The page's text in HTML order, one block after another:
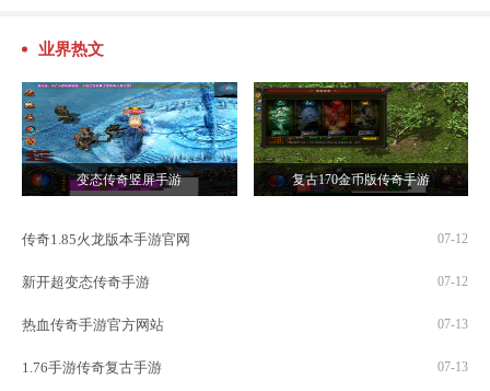
业界热文
变态传奇竖屏手游 复古170金币版传奇手游
传奇1.85火龙版本手游官网 07-12
新开超变态传奇手游 07-12
热血传奇手游官方网站 07-13
1.76手游传奇复古手游 07-13